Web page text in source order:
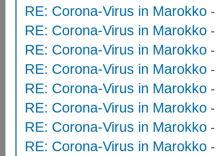
RE: Corona-Virus in Marokko
RE: Corona-Virus in Marokko
RE: Corona-Virus in Marokko
RE: Corona-Virus in Marokko
RE: Corona-Virus in Marokko
RE: Corona-Virus in Marokko
RE: Corona-Virus in Marokko
RE: Corona-Virus in Marokko